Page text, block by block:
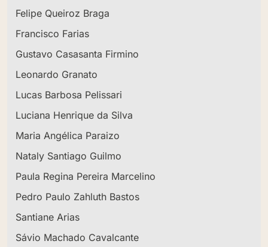
Felipe Queiroz Braga
Francisco Farias
Gustavo Casasanta Firmino
Leonardo Granato
Lucas Barbosa Pelissari
Luciana Henrique da Silva
Maria Angélica Paraizo
Nataly Santiago Guilmo
Paula Regina Pereira Marcelino
Pedro Paulo Zahluth Bastos
Santiane Arias
Sávio Machado Cavalcante